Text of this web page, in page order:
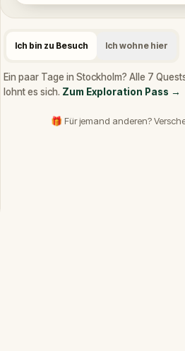
Ich bin zu Besuch Ich wohne hier
Ein paar Tage in Stockholm? Alle 7
lohnt es sich. Zum Exploration Pass →
🎁 Für jemand anderen?